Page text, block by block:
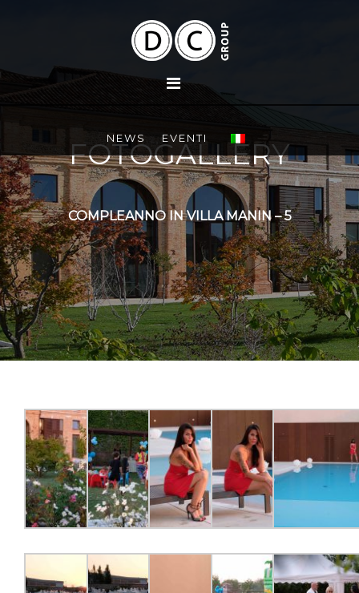
NEWS EVENTI
FOTOGALLERY
COMPLEANNO IN VILLA MANIN – 5